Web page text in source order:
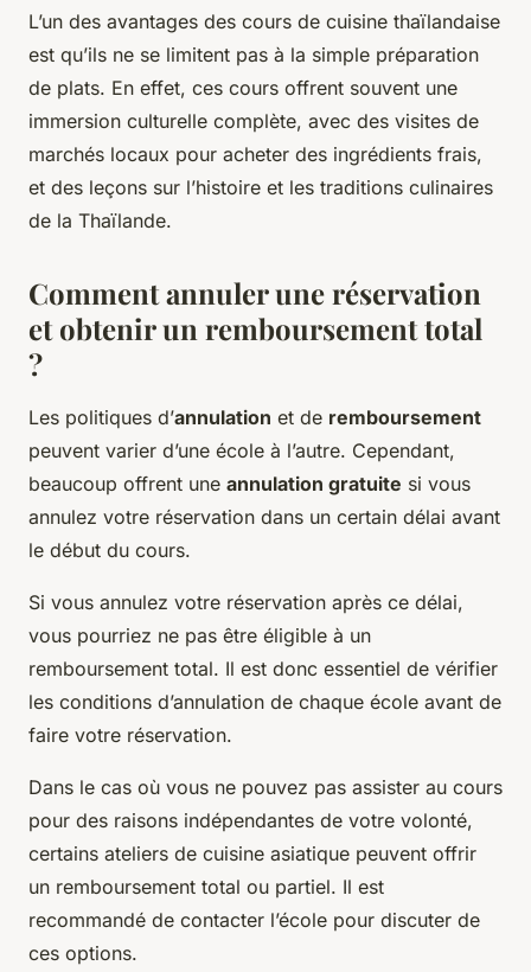
L’un des avantages des cours de cuisine thaïlandaise
est qu’ils ne se limitent pas à la simple préparation
de plats. En effet, ces cours offrent souvent une
immersion culturelle complète, avec des visites de
marchés locaux pour acheter des ingrédients frais,
et des leçons sur l’histoire et les traditions culinaires
de la Thaïlande.
Comment annuler une réservation
et obtenir un remboursement total
?
Les politiques d’annulation et de remboursement
peuvent varier d’une école à l’autre. Cependant,
beaucoup offrent une annulation gratuite si vous
annulez votre réservation dans un certain délai avant
le début du cours.
Si vous annulez votre réservation après ce délai,
vous pourriez ne pas être éligible à un
remboursement total. Il est donc essentiel de vérifier
les conditions d’annulation de chaque école avant de
faire votre réservation.
Dans le cas où vous ne pouvez pas assister au cours
pour des raisons indépendantes de votre volonté,
certains ateliers de cuisine asiatique peuvent offrir
un remboursement total ou partiel. Il est
recommandé de contacter l’école pour discuter de
ces options.